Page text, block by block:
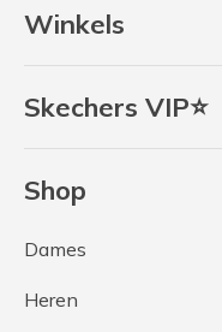
Winkels
Skechers VIP⭐
Shop
Dames
Heren